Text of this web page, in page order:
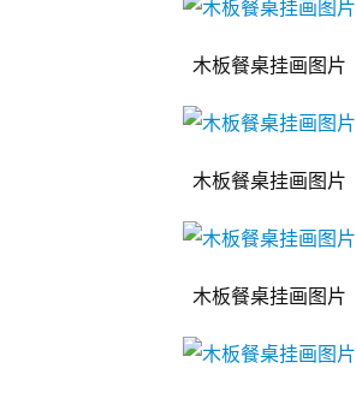
木板餐桌挂画图片
木板餐桌挂画图片
木板餐桌挂画图片